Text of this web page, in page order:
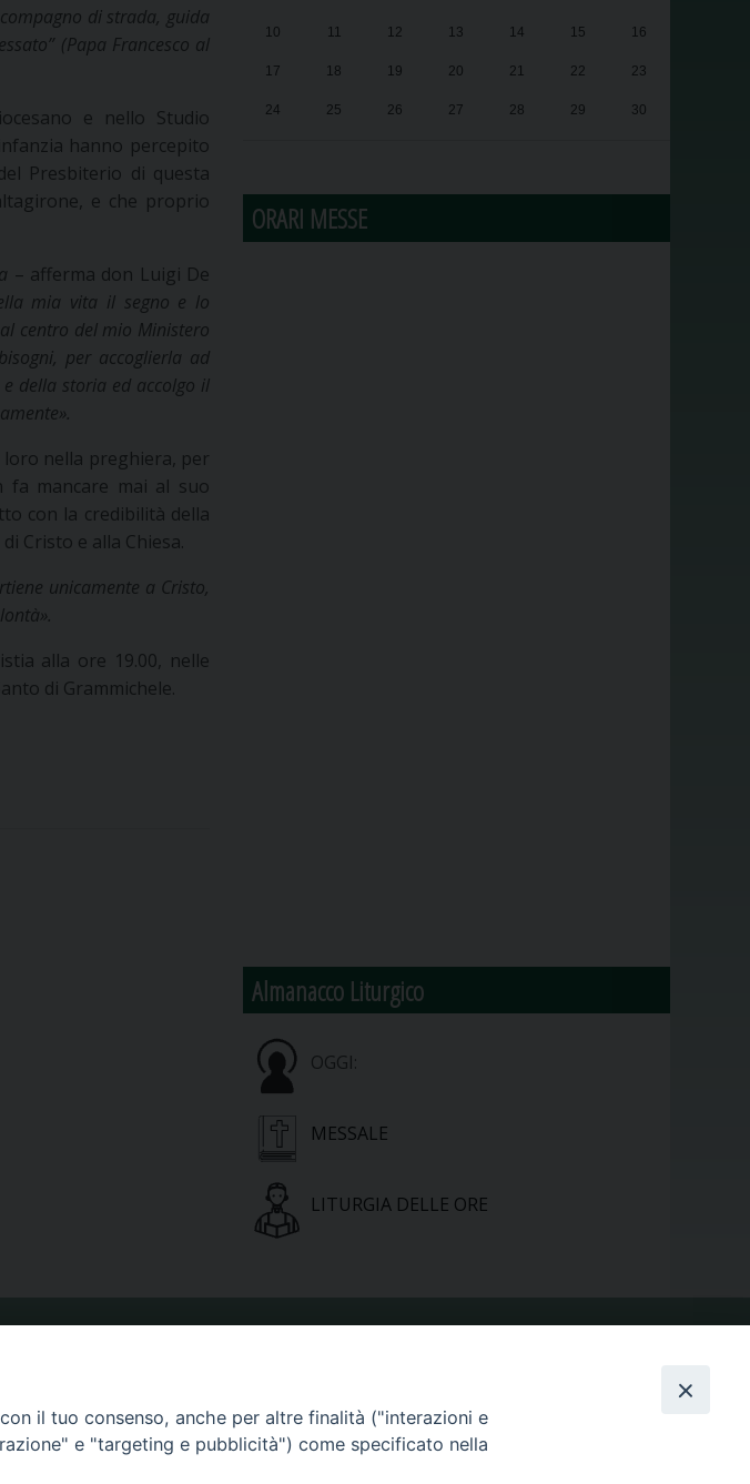
di strada, guida
(Papa Francesco al
e nello Studio
hanno percepito
Presbiterio di questa
e che proprio
– afferma don Luigi De
mia vita il segno e lo
centro del mio Ministero
per accoglierla ad
della storia ed accolgo il
».
nella preghiera, per
fa mancare mai al suo
con la credibilità della
Cristo e alla Chiesa.
unicamente a Cristo,
alla ore 19.00, nelle
di Grammichele.
10 11 12 13 14 15 16
17 18 19 20 21 22 23
24 25 26 27 28 29 30
ORARI MESSE
Almanacco Liturgico
OGGI:
MESSALE
LITURGIA DELLE ORE
PHOTOGALLERY
il tuo consenso, anche per altre finalità ("interazioni e
e "targeting e pubblicità") come specificato nella